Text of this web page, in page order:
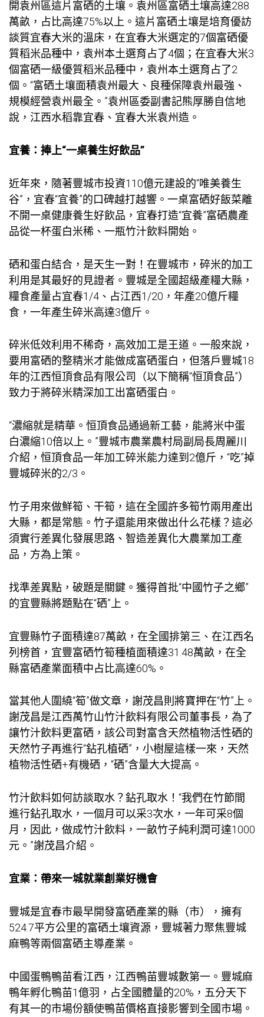
開袁州區這片富硒的土壤。袁州區富硒土壤高達288
萬畝，占比高達75%以上。這片富硒土壤是培育優訪
談質宜春大米的溫床，在宜春大米選定的7個富硒優
質稻米品種中，袁州本土選育占了4個；在宜春大米3
個富硒一級優質稻米品種中，袁州本土選育占了2
個。“富硒土壤面積袁州最大、良種保障袁州最強、
規模經營袁州最全。”袁州區委副書記熊厚勝自信地
說，江西水稻靠宜春、宜春大米袁州造。
宜養：捧上“一桌養生好飲品”
近年來，隨著豐城市投資110億元建設的“唯美養生
谷”，宜春“宜養”的口碑越打越響。一桌富硒好飯菜離
不開一桌健康養生好飲品，宜春打造“宜養”富硒農產
品從一杯蛋白米稀、一瓶竹汁飲料開始。
硒和蛋白結合，是天生一對！在豐城市，碎米的加工
利用是其最好的見證者。豐城是全國超級產糧大縣，
糧食產量占宜春1/4、占江西1/20，年產20億斤糧
食，一年產生碎米高達3億斤。
碎米低效利用不稀奇，高效加工是王道。一般來說，
要用富硒的整精米才能做成富硒蛋白，但落戶豐城18
年的江西恒頂食品有限公司（以下簡稱“恒頂食品”）
致力于將碎米精深加工出富硒蛋白。
“濃縮就是精華。恒頂食品通過新工藝，能將米中蛋
白濃縮10倍以上。”豐城市農業農村局副局長周麗川
介紹，恒頂食品一年加工碎米能力達到2億斤，“吃”掉
豐城碎米的2/3。
竹子用來做鮮筍、干筍，這在全國許多筍竹兩用產出
大縣，都是常態。竹子還能用來做出什么花樣？這必
須實行差異化發展思路、智造差異化大農業加工產
品，方為上策。
找準差異點，破題是關鍵。獲得首批“中國竹子之鄉”
的宜豐縣將題點在“硒”上。
宜豐縣竹子面積達87萬畝，在全國排第三、在江西名
列榜首，宜豐富硒竹筍種植面積達31.48萬畝，在全
縣富硒產業面積中占比高達60%。
當其他人圍繞“筍”做文章，謝茂昌則將寶押在“竹”上。
謝茂昌是江西萬竹山竹汁飲料有限公司董事長，為了
讓竹汁飲料更富硒，該公司對富含天然植物活性硒的
天然竹子再進行“鉆孔植硒”， 小樹屋這樣一來，天然
植物活性硒+有機硒，“硒”含量大大提高。
竹汁飲料如何訪談取水？鉆孔取水！“我們在竹節間
進行鉆孔取水，一個月可以采3次水，一年可采8個
月，因此，做成竹汁飲料，一畝竹子純利潤可達1000
元。”謝茂昌介紹。
宜業：帶來一城就業創業好機會
豐城是宜春市最早開發富硒產業的縣（市），擁有
524.7平方公里的富硒土壤資源，豐城著力聚焦豐城
麻鴨等兩個富硒主導產業。
中國蛋鴨鴨苗看江西，江西鴨苗豐城數第一。豐城麻
鴨年孵化鴨苗1億羽，占全國體量的20%，五分天下
有其一的市場份額使鴨苗價格直接影響到全國市場。